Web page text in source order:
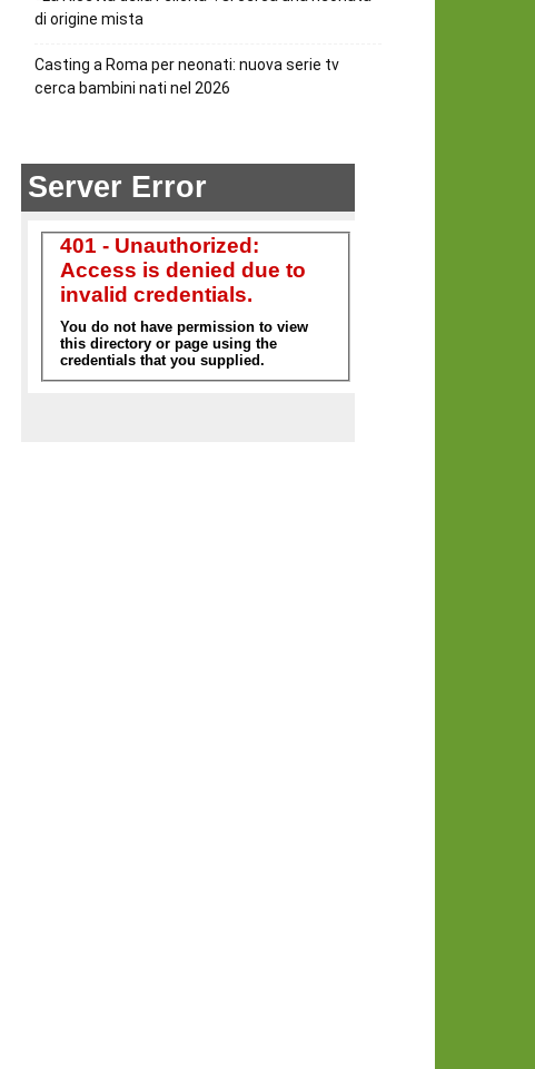
di origine mista
Casting a Roma per neonati: nuova serie tv
cerca bambini nati nel 2026